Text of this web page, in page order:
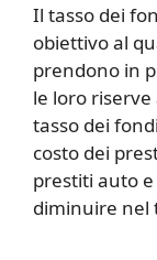
Il tasso dei
obiettivo al
prendono in
le loro
tasso dei
costo dei
prestiti auto
diminuire nel